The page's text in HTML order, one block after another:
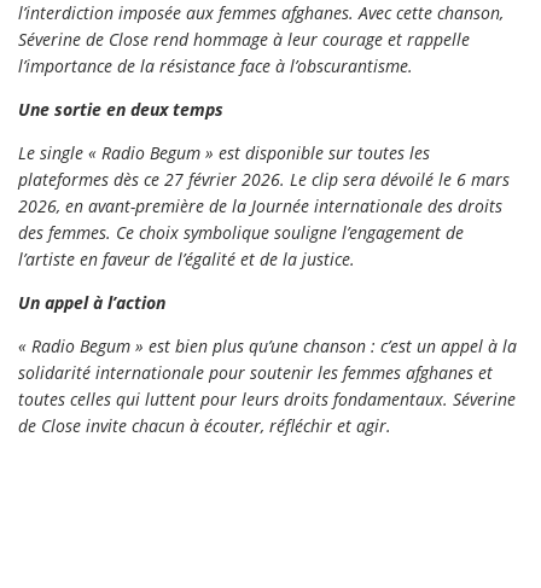
l’interdiction imposée aux femmes afghanes. Avec cette chanson,
Séverine de Close rend hommage à leur courage et rappelle
l’importance de la résistance face à l’obscurantisme.
Une sortie en deux temps
Le single « Radio Begum » est disponible sur toutes les
plateformes dès ce 27 février 2026. Le clip sera dévoilé le 6 mars
2026, en avant-première de la Journée internationale des droits
des femmes. Ce choix symbolique souligne l’engagement de
l’artiste en faveur de l’égalité et de la justice.
Un appel à l’action
« Radio Begum » est bien plus qu’une chanson : c’est un appel à la
solidarité internationale pour soutenir les femmes afghanes et
toutes celles qui luttent pour leurs droits fondamentaux. Séverine
de Close invite chacun à écouter, réfléchir et agir.